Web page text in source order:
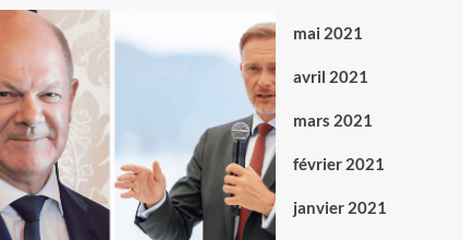
mai 2021
avril 2021
mars 2021
février 2021
janvier 2021